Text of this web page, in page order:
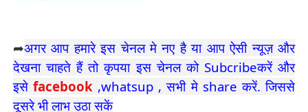
➦अगर आप हमारे इस चेनल मे नए है या आप ऐसी न्यूज़ और
देखना चाहते हैं तो कृपया इस चेनल को Subcribeकरें और
इसेfacebook ,whatsup , सभी मे share करें. जिससे
दूसरे भी लाभ उठा सकें